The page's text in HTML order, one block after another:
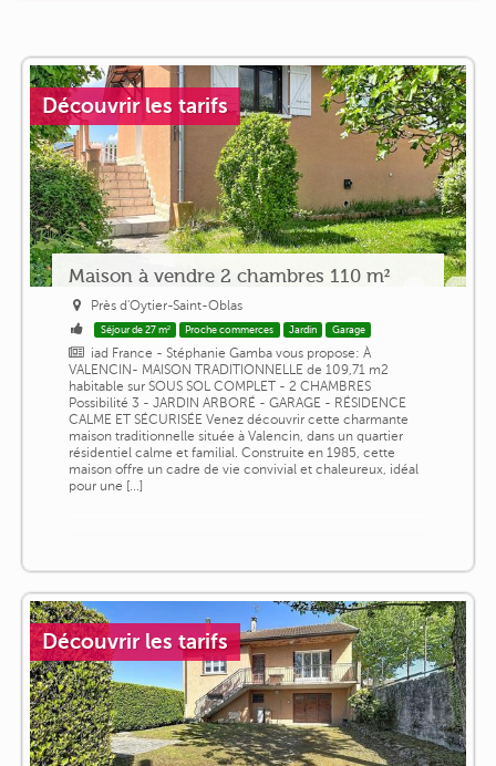
Découvrir les tarifs
Maison à vendre 2 chambres 110 m²
Près d'Oytier-Saint-Oblas
Séjour de 27 m² Proche commerces Jardin Garage
iad France - Stéphanie Gamba vous propose: À
VALENCIN- MAISON TRADITIONNELLE de 109,71 m2
habitable sur SOUS SOL COMPLET - 2 CHAMBRES
Possibilité 3 - JARDIN ARBORÉ - GARAGE - RÉSIDENCE
CALME ET SÉCURISÉE Venez découvrir cette charmante
maison traditionnelle située à Valencin, dans un quartier
résidentiel calme et familial. Construite en 1985, cette
maison offre un cadre de vie convivial et chaleureux, idéal
pour une [...]
Découvrir les tarifs